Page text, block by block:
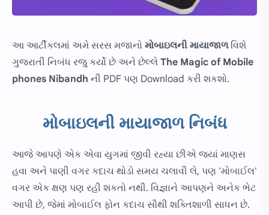
આ આર્ટીકલમાં અમે સરસ મજાનો મોબાઇલની માયાજાળવિશે
ગુજરાતી નિબંધ રજુ કર્યો છે અને છેલ્લે The Magic of Mobile
phones Nibandh ની PDF પણ Download કરી શકશો.
મોબાઇલની માયાજાળ નિબંધ
આજે આપણે એક એવા યુગમાં જીવી રહ્યા છીએ જ્યાં માણસ
હવા અને પાણી વગર કદાચ થોડો સમય ચલાવી લે, પણ 'મોબાઈલ'
વગર એક ક્ષણ પણ રહી શકતો નથી. વિજ્ઞાને આપણને અનેક ભેટ
આપી છે, જેમાં મોબાઈલ ફોન કદાચ સૌથી શક્તિશાળી સાધન છે.